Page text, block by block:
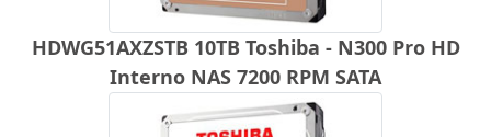
HDWG51AXZSTB 10TB Toshiba - N300 Pro HD
Interno NAS 7200 RPM SATA